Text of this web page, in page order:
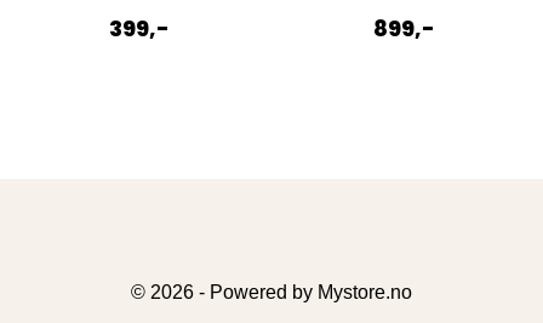
399,- 899,-
© 2026 - Powered by Mystore.no